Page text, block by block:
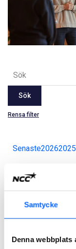
Samtycke
Denna webbplats
Sök
Rensa filter
Senaste20262025
Sep
2022-12-28 08:00